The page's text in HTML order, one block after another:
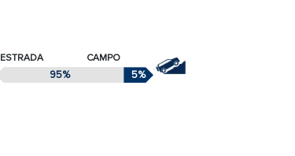
ESTRADA CAMPO
95% 5%